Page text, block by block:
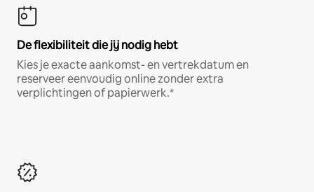
De flexibiliteit die jij nodig hebt
Kies je exacte aankomst- en vertrekdatum en
reserveer eenvoudig online zonder extra
verplichtingen of papierwerk.*